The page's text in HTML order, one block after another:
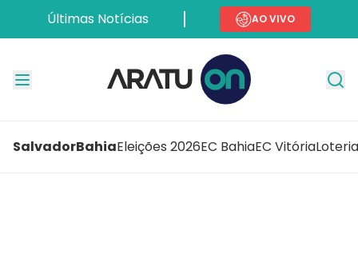
Últimas Notícias AO VIVO
SalvadorBahiaEleições 2026EC BahiaEC Vitória